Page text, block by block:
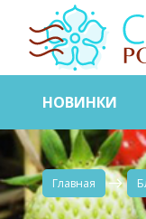
НОВИНКИ
Главная